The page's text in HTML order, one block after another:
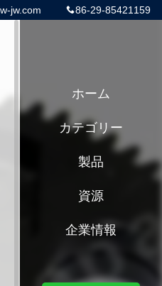
86-29-85421159
jw.com
ホーム
カテゴリー
製品
資源
企業情報